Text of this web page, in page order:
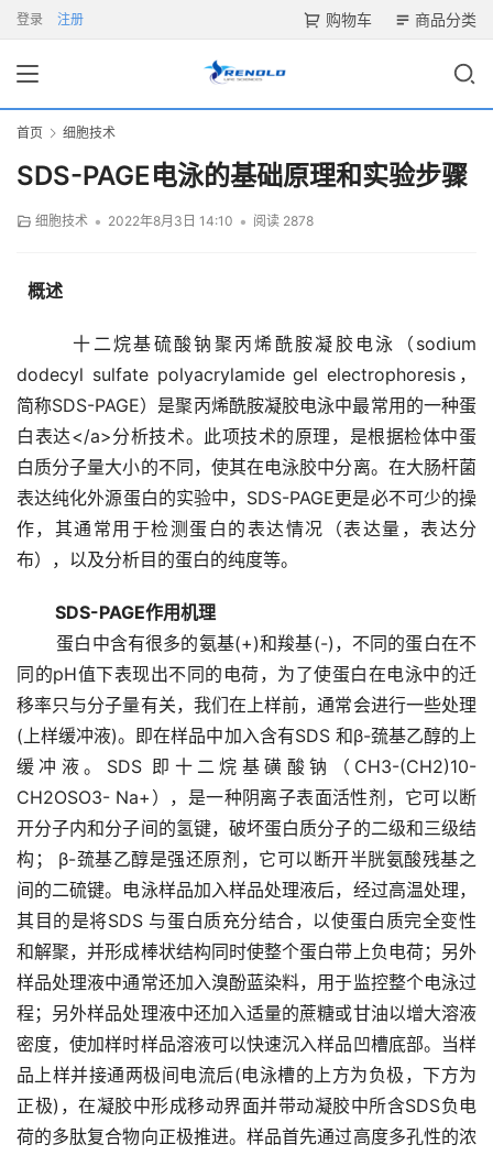
登录 注册 购物车 商品分类
首页 细胞技术
SDS-PAGE电泳的基础原理和实验步骤
细胞技术 • 2022年8月3日 14:10 • 阅读 2878
概述
十二烷基硫酸钠聚丙烯酰胺凝胶电泳（sodium
dodecyl sulfate polyacrylamide gel electrophoresis，
简称SDS-PAGE）是聚丙烯酰胺凝胶电泳中最常用的一种蛋
白表达</a>分析技术。此项技术的原理，是根据检体中蛋
白质分子量大小的不同，使其在电泳胶中分离。在大肠杆菌
表达纯化外源蛋白的实验中，SDS-PAGE更是必不可少的操
作，其通常用于检测蛋白的表达情况（表达量，表达分
布），以及分析目的蛋白的纯度等。
SDS-PAGE作用机理
蛋白中含有很多的氨基(+)和羧基(-)，不同的蛋白在不
同的pH值下表现出不同的电荷，为了使蛋白在电泳中的迁
移率只与分子量有关，我们在上样前，通常会进行一些处理
(上样缓冲液)。即在样品中加入含有SDS 和β-巯基乙醇的上
缓冲液。SDS 即十二烷基磺酸钠（CH3-(CH2)10-
CH2OSO3- Na+），是一种阴离子表面活性剂，它可以断
开分子内和分子间的氢键，破坏蛋白质分子的二级和三级结
构； β-巯基乙醇是强还原剂，它可以断开半胱氨酸残基之
间的二硫键。电泳样品加入样品处理液后，经过高温处理，
其目的是将SDS 与蛋白质充分结合，以使蛋白质完全变性
和解聚，并形成棒状结构同时使整个蛋白带上负电荷；另外
样品处理液中通常还加入溴酚蓝染料，用于监控整个电泳过
程；另外样品处理液中还加入适量的蔗糖或甘油以增大溶液
密度，使加样时样品溶液可以快速沉入样品凹槽底部。当样
品上样并接通两极间电流后(电泳槽的上方为负极，下方为
正极)，在凝胶中形成移动界面并带动凝胶中所含SDS负电
荷的多肽复合物向正极推进。样品首先通过高度多孔性的浓